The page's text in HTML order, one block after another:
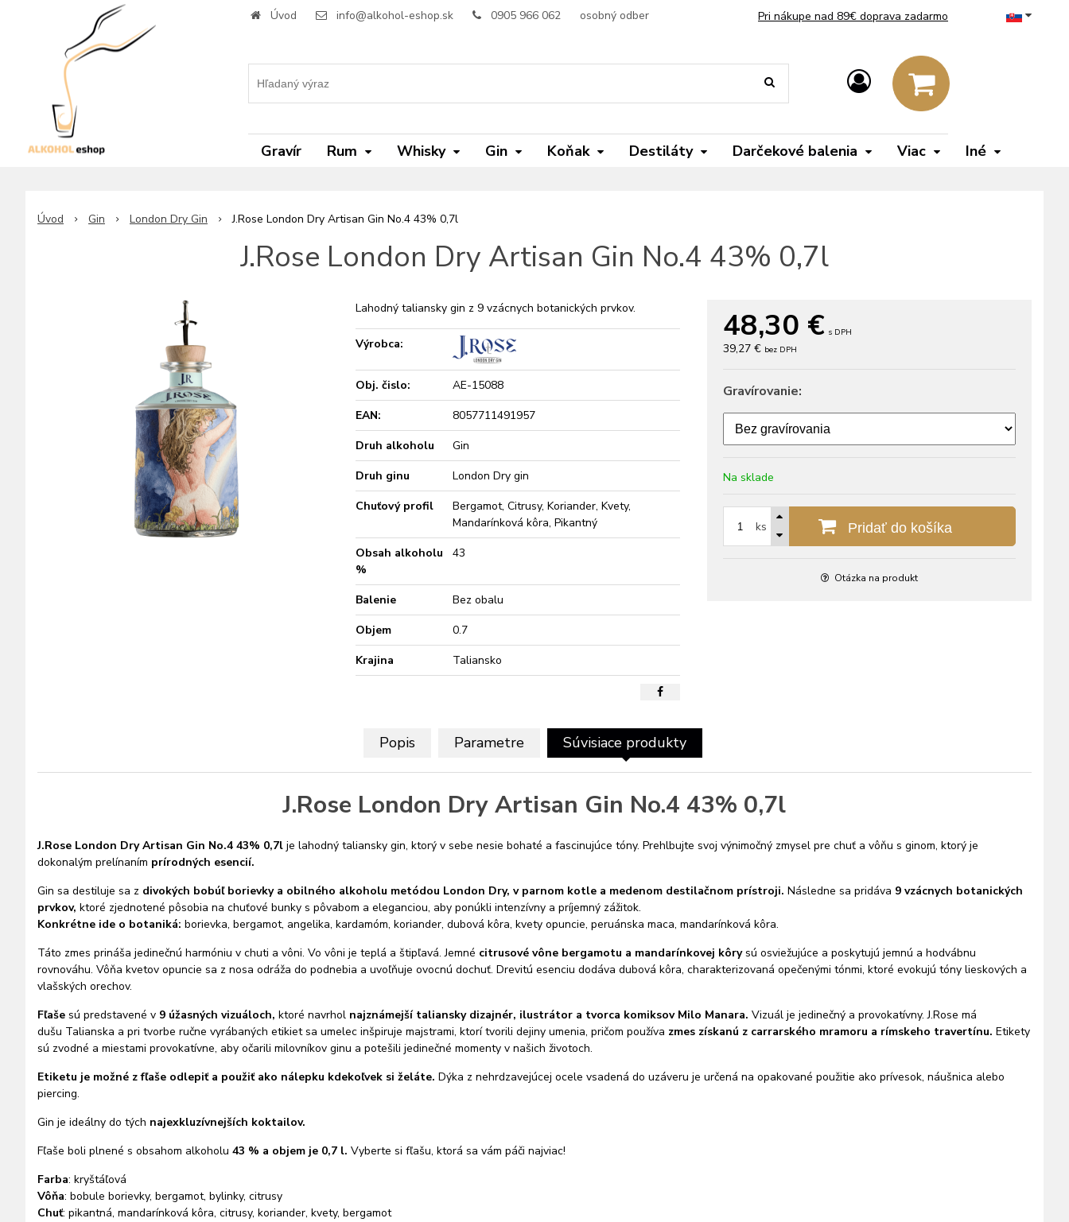
Úvod info@alkohol-eshop.sk 0905 966 062 osobný odber Pri nákupe nad 89€ doprava zadarmo
Gravír Rum Whisky Gin Koňak Destiláty Darčekové balenia Viac Iné
Úvod Gin London Dry Gin J.Rose London Dry Artisan Gin No.4 43% 0,7l
J.Rose London Dry Artisan Gin No.4 43% 0,7l
48,30 € s DPH
39,27 € bez DPH
Gravírovanie:
Na sklade
ks Pridať do košíka
Otázka na produkt
Lahodný taliansky gin z 9 vzácnych botanických prvkov.
Výrobca:
Obj. čislo:
AE-15088
EAN:
8057711491957
Druh alkoholu
Gin
Druh ginu
London Dry gin
Chuťový profil
Bergamot, Citrusy, Koriander, Kvety,
Mandarínková kôra, Pikantný
Obsah alkoholu
%
43
Balenie
Bez obalu
Objem
0.7
Krajina
Taliansko
Popis Parametre Súvisiace produkty
J.Rose London Dry Artisan Gin No.4 43% 0,7l
J.Rose London Dry Artisan Gin No.4 43% 0,7l je lahodný taliansky gin, ktorý v sebe nesie bohaté a fascinujúce tóny. Prehlbujte svoj výnimočný zmysel pre chuť a vôňu s ginom, ktorý je
dokonalým prelínaním prírodných esencií.
Gin sa destiluje sa z divokých bobúľ borievky a obilného alkoholu metódou London Dry, v parnom kotle a medenom destilačnom prístroji. Následne sa pridáva 9 vzácnych botanických
prvkov, ktoré zjednotené pôsobia na chuťové bunky s pôvabom a eleganciou, aby ponúkli intenzívny a príjemný zážitok.
Konkrétne ide o botaniká: borievka, bergamot, angelika, kardamóm, koriander, dubová kôra, kvety opuncie, peruánska maca, mandarínková kôra.
Táto zmes prináša jedinečnú harmóniu v chuti a vôni. Vo vôni je teplá a štipľavá. Jemné citrusové vône bergamotu a mandarínkovej kôrysú osviežujúce a poskytujú jemnú a hodvábnu
rovnováhu. Vôňa kvetov opuncie sa z nosa odráža do podnebia a uvoľňuje ovocnú dochuť. Drevitú esenciu dodáva dubová kôra, charakterizovaná opečenými tónmi, ktoré evokujú tóny lieskových a
vlašských orechov.
Fľaše sú predstavené v 9 úžasných vizuáloch, ktoré navrhol najznámejší taliansky dizajnér, ilustrátor a tvorca komiksov Milo Manara. Vizuál je jedinečný a provokatívny. J.Rose má
dušu Talianska a pri tvorbe ručne vyrábaných etikiet sa umelec inšpiruje majstrami, ktorí tvorili dejiny umenia, pričom používa zmes získanú z carrarského mramoru a rímskeho travertínu. Etikety
sú zvodné a miestami provokatívne, aby očarili milovníkov ginu a potešili jedinečné momenty v našich životoch.
Etiketu je možné z fľaše odlepiť a použiť ako nálepku kdekoľvek si želáte. Dýka z nehrdzavejúcej ocele vsadená do uzáveru je určená na opakované použitie ako prívesok, náušnica alebo
piercing.
Gin je ideálny do tých najexkluzívnejších koktailov.
Fľaše boli plnené s obsahom alkoholu 43 % a objem je 0,7 l. Vyberte si fľašu, ktorá sa vám páči najviac!
Farba: kryštáľová
Vôňa: bobule borievky, bergamot, bylinky, citrusy
Chuť: pikantná, mandarínková kôra, citrusy, koriander, kvety, bergamot